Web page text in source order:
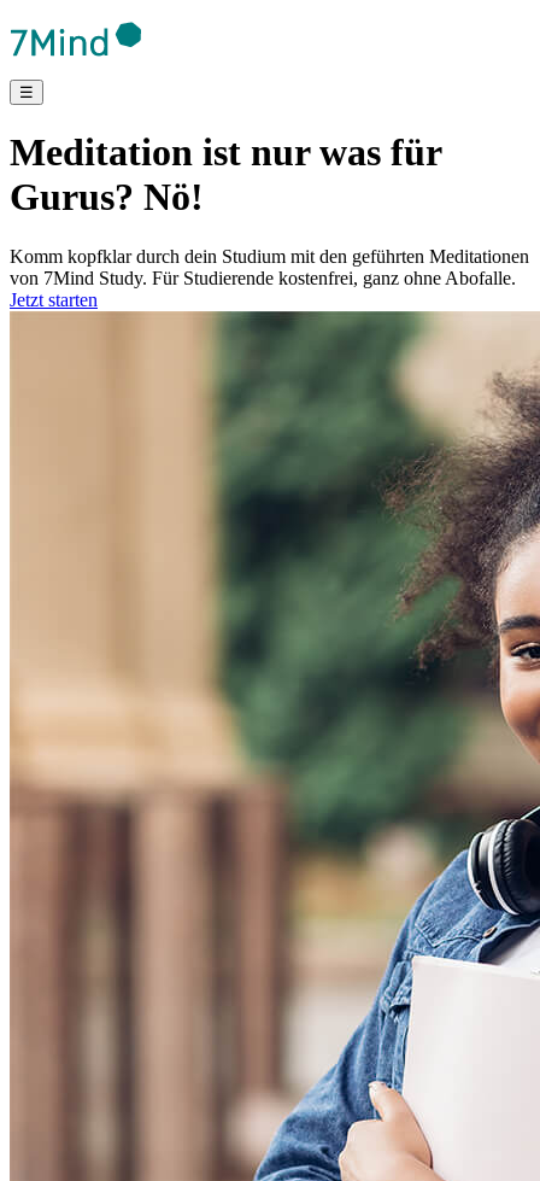
☰
Meditation ist nur was für
Gurus? Nö!
Komm kopfklar durch dein Studium mit den geführten Meditationen
von 7Mind Study. Für Studierende kostenfrei, ganz ohne Abofalle.
Jetzt starten